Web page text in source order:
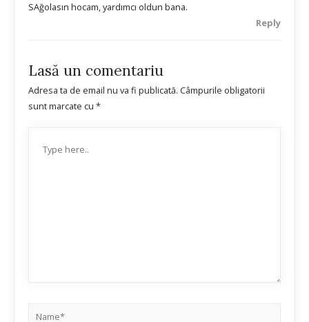
SAğolasın hocam, yardımcı oldun bana.
Reply
Lasă un comentariu
Adresa ta de email nu va fi publicată. Câmpurile obligatorii
sunt marcate cu *